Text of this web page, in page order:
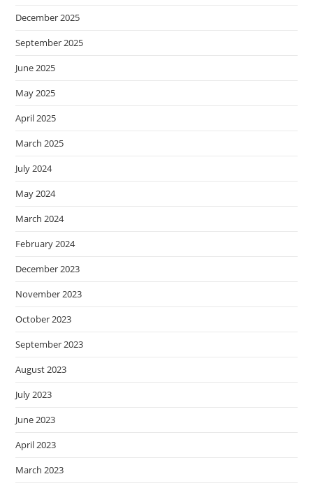
December 2025
September 2025
June 2025
May 2025
April 2025
March 2025
July 2024
May 2024
March 2024
February 2024
December 2023
November 2023
October 2023
September 2023
August 2023
July 2023
June 2023
April 2023
March 2023